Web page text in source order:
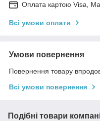
Оплата картою Visa,
Всі умови оплати
Умови повернення
Повернення товару
Всі умови повернення
Подібні товари